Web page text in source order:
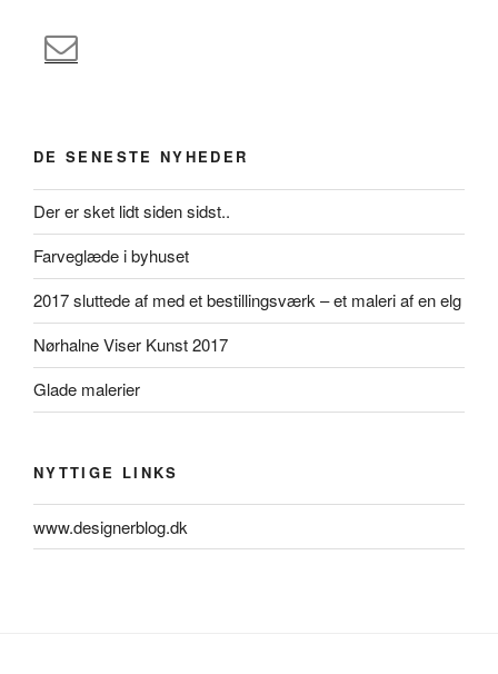
DE SENESTE NYHEDER
Der er sket lidt siden sidst..
Farveglæde i byhuset
2017 sluttede af med et bestillingsværk – et maleri af en elg
Nørhalne Viser Kunst 2017
Glade malerier
NYTTIGE LINKS
www.designerblog.dk